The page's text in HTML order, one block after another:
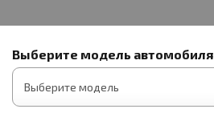
Выберите модель автомобиля